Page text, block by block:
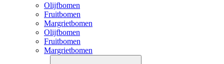
Olijfbomen
Fruitbomen
Margrietbomen
Olijfbomen
Fruitbomen
Margrietbomen